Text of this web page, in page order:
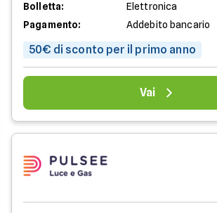
Bolletta:
Elettronica
Pagamento:
Addebito bancario
50€ di sconto per il primo anno
Vai